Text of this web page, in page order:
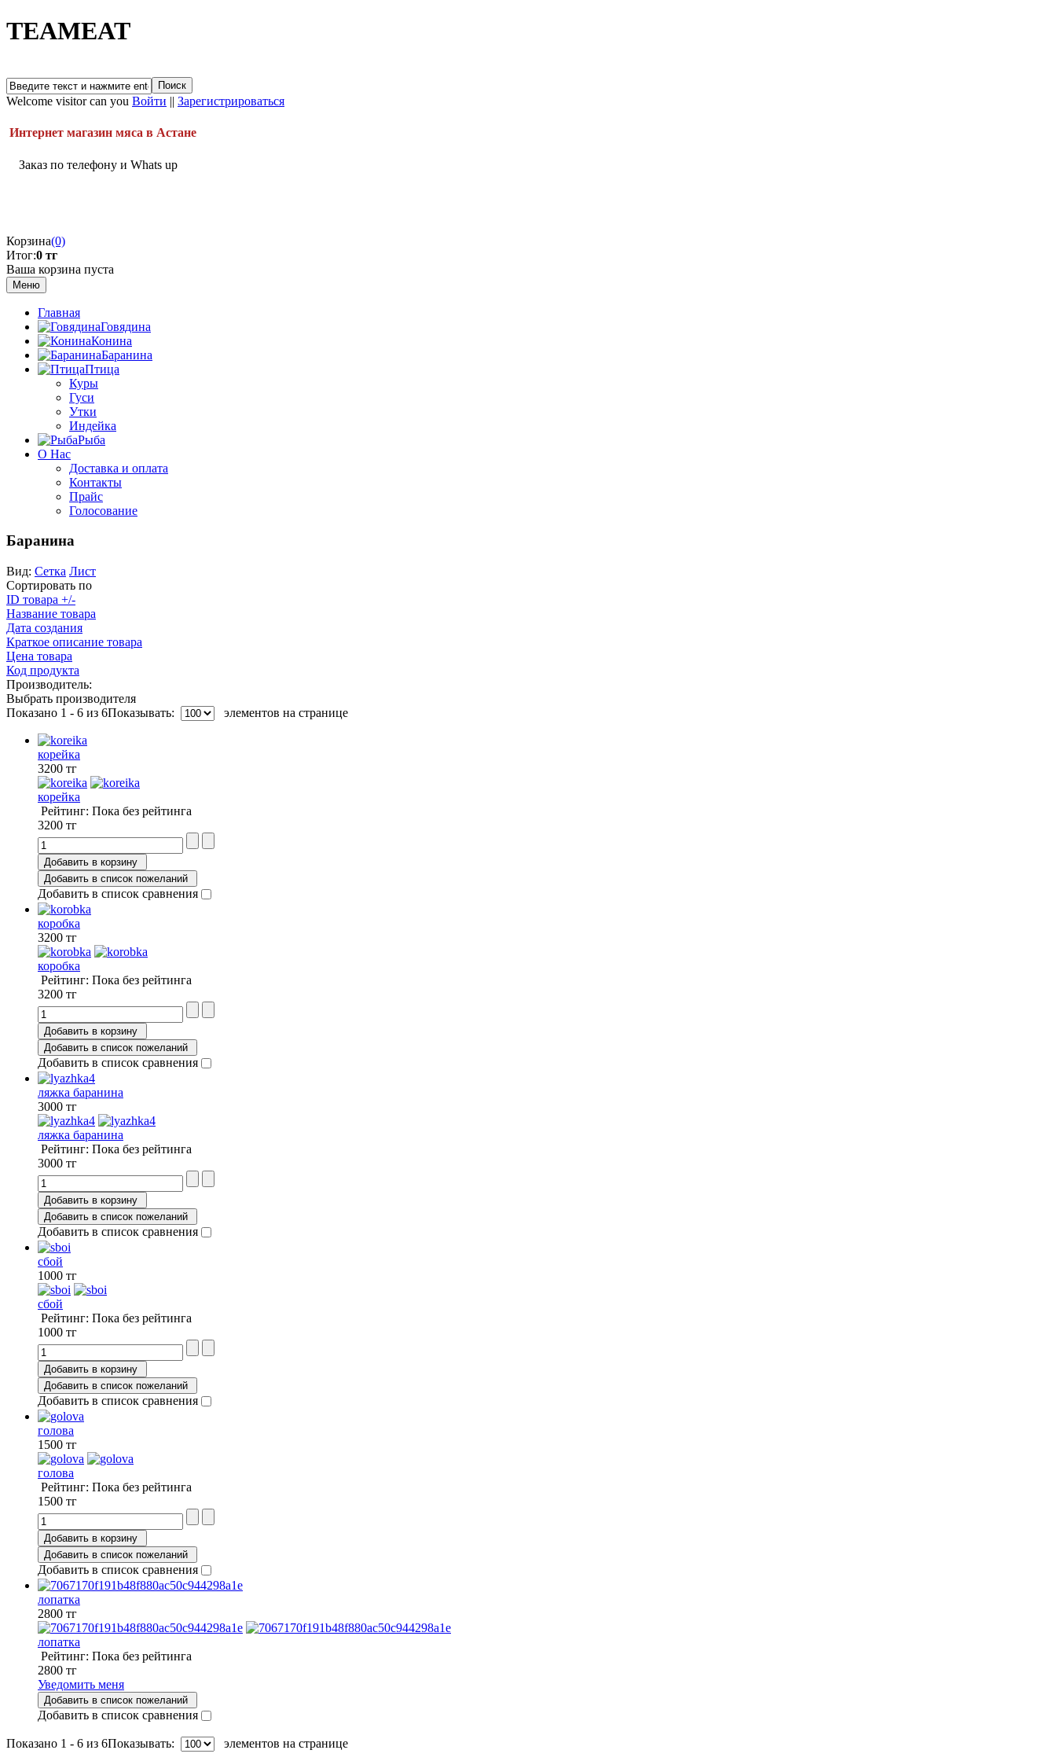
TEAMEAT
Welcome visitor can you Войти || Зарегистрироваться
Интернет магазин мяса в Астане
Заказ по телефону и Whats up
Корзина(0)
Итог:0 тг
Ваша корзина пуста
Меню
Главная
Говядина
Конина
Баранина
Птица
Куры
Гуси
Утки
Индейка
Рыба
О Нас
Доставка и оплата
Контакты
Прайс
Голосование
Баранина
Вид: Сетка Лист
Сортировать по
ID товара +/-
Название товара
Дата создания
Краткое описание товара
Цена товара
Код продукта
Производитель:
Выбрать производителя
Показано 1 - 6 из 6Показывать: элементов на странице
корейка
3200 тг
корейка
Рейтинг: Пока без рейтинга
3200 тг
Добавить в корзину
Добавить в список пожеланий
Добавить в список сравнения
коробка
3200 тг
коробка
Рейтинг: Пока без рейтинга
3200 тг
Добавить в корзину
Добавить в список пожеланий
Добавить в список сравнения
ляжка баранина
3000 тг
ляжка баранина
Рейтинг: Пока без рейтинга
3000 тг
Добавить в корзину
Добавить в список пожеланий
Добавить в список сравнения
сбой
1000 тг
сбой
Рейтинг: Пока без рейтинга
1000 тг
Добавить в корзину
Добавить в список пожеланий
Добавить в список сравнения
голова
1500 тг
голова
Рейтинг: Пока без рейтинга
1500 тг
Добавить в корзину
Добавить в список пожеланий
Добавить в список сравнения
лопатка
2800 тг
лопатка
Рейтинг: Пока без рейтинга
2800 тг
Уведомить меня
Добавить в список пожеланий
Добавить в список сравнения
Показано 1 - 6 из 6Показывать: элементов на странице